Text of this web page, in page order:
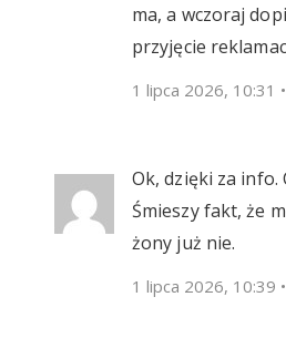
ma, a wczoraj
przyjęcie
1 lipca 2026, 10:31 •
Ok, dzięki za
Śmieszy fakt, że
żony już nie.
1 lipca 2026, 10:39 •